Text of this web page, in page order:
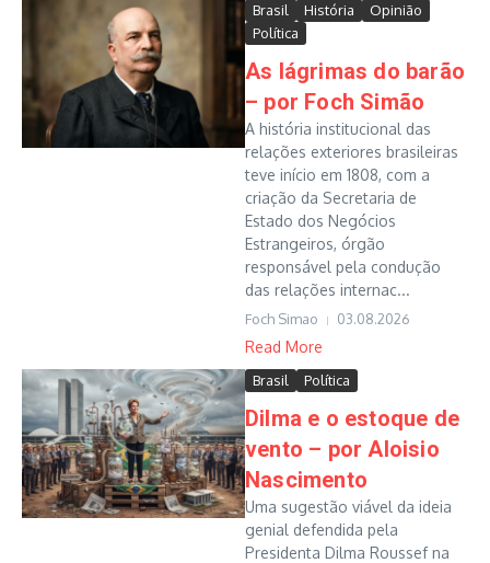
Brasil História
Opinião
Política
As lágrimas do barão
– por Foch Simão
A história institucional das
relações exteriores brasileiras
teve início em 1808, com a
criação da Secretaria de
Estado dos Negócios
Estrangeiros, órgão
responsável pela condução
das relações internac...
Foch Simao 03.08.2026
Read More
Brasil Política
Dilma e o estoque de
vento – por Aloisio
Nascimento
Uma sugestão viável da ideia
genial defendida pela
Presidenta Dilma Roussef na